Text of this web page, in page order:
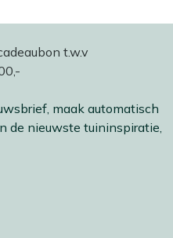
maak automatisch
de nieuwste tuininspiratie,